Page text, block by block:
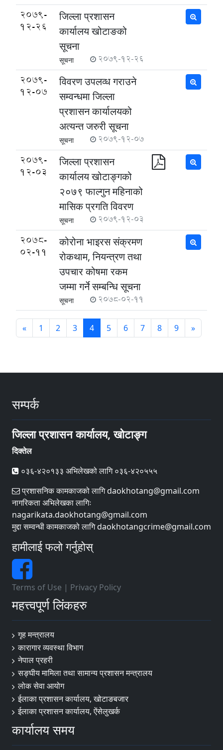
2079-
12-26
जिल्ला प्रशासन
कार्यालय खोटाङको
सूचना
सूचना 2079-12-26
2079-
12-07
विवरण उपलव्ध गराउने
सम्वन्धमा जिल्ला
प्रशासन कार्यालयको
अत्यन्त जरुरी सूचना
सूचना 2079-12-07
2079-
12-03
जिल्ला प्रशासन
कार्यालय खोटाङ्गको
२०७९ फाल्गुन महिनाको
मासिक प्रगति विवरण
सूचना 2079-12-03
2078-
02-11
कोरोना भाइरस संक्रमण
रोकथाम, नियन्त्रण तथा
उपचार कोषमा रकम
जम्मा गर्ने सम्बन्धि सूचना
सूचना 2078-02-11
« 1 2 3 4 5 6 7 8 9 »
सम्पर्क
जिल्ला प्रशासन कार्यालय, खोटाङ्ग
दिक्तेल
०३६-४२०१३३ अभिलेखको लागि ०३६-४२०५५५
प्रशासनिक कामकाजको लागि daokhotang@gmail.com
नागरिकता अभिलेखका लागिः
nagarikata.daokhotang@gmail.com
मुद्दा सम्वन्धी कामकाजको लागि daokhotangcrime@gmail.com
हामीलाई फलो गर्नुहोस्
Terms of Use | Privacy Policy
महत्त्वपूर्ण लिंकहरु
गृह मन्त्रालय
कारागार व्यवस्था विभाग
नेपाल प्रहरी
सङ्‍घीय मामिला तथा सामान्य प्रशासन मन्त्रालय
लोक सेवा आयोग
ईलाका प्रशासन कार्यालय, खोटाङबजार
ईलाका प्रशासन कार्यालय, ऐंसेलुखर्क
कार्यालय समय